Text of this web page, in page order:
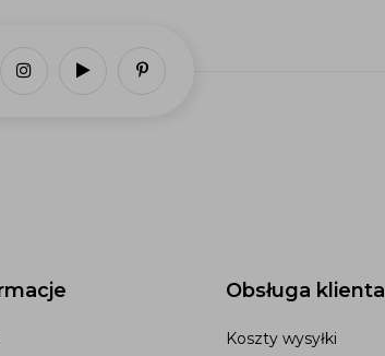
Obsługa klienta
Koszty wysyłki